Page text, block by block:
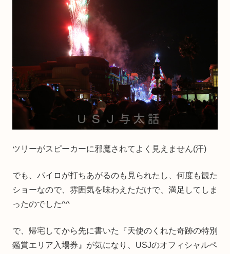
ツリーがスピーカーに邪魔されてよく見えません(汗)
でも、パイロが打ちあがるのも見られたし、何度も観た
ショーなので、雰囲気を味わえただけで、満足してしま
ったのでした^^
で、帰宅してから先に書いた『天使のくれた奇跡の特別
鑑賞エリア入場券』が気になり、USJのオフィシャルペ